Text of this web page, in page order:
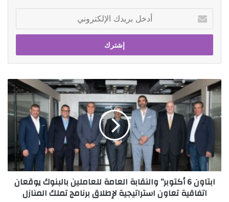
بريدك
الإلكتروني
ابتاون
6
أكتوبر”
والنقابة
يوقعان
اتفاقية
تعاون
استراتيجية
ابتاون 6 أكتوبر” والنقابة العامة للعاملين بالبنوك يوقعان
اتفاقية تعاون استراتيجية لإطلاق برنامج تملك المنازل